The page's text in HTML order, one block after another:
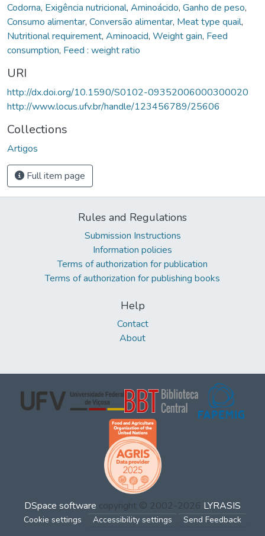
Codorna, Exigência nutricional, Aminoácido, Ganho de peso,
Consumo alimentar, Conversão alimentar, Meat type quail,
Nutritional requirement, Aminoacid, Weight gain, Feed
consumption, Feed : weight ratio
URI
http://dx.doi.org/10.1590/S0102-09352006000300020
http://www.locus.ufv.br/handle/123456789/25606
Collections
Artigos
Full item page
Rules and Regulations
Submission Instructions
Information policies
Terms of authorization for publication
Terms of authorization for publishing books
Help
Contact
About
DSpace software copyright © 2002-2026 LYRASIS
Cookie settings Accessibility settings Send Feedback